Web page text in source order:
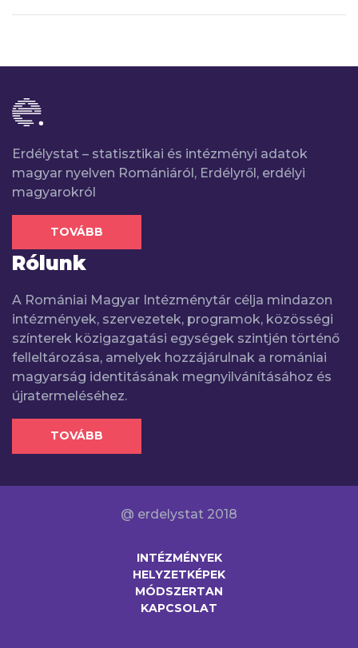
Erdélystat – statisztikai és intézményi adatok
magyar nyelven Romániáról, Erdélyről, erdélyi
magyarokról
TOVÁBB
Rólunk
A Romániai Magyar Intézménytár célja mindazon
intézmények, szervezetek, programok, közösségi
színterek közigazgatási egységek szintjén történő
felleltározása, amelyek hozzájárulnak a romániai
magyarság identitásának megnyilvánításához és
újratermeléséhez.
TOVÁBB
@ erdelystat 2018
INTÉZMÉNYEK
HELYZETKÉPEK
MÓDSZERTAN
KAPCSOLAT